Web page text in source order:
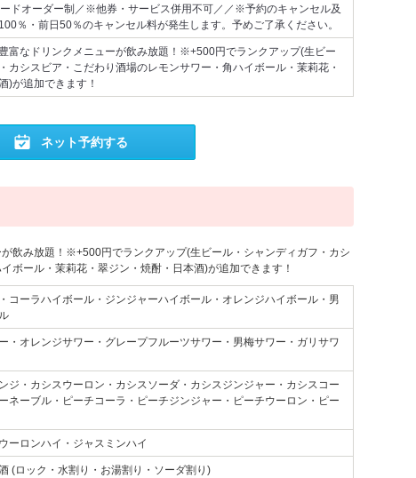
ドオーダー制／※他券・サービス併用不可／／※予約のキャンセル及
％・前日50％のキャンセル料が発生します。予めご了承ください。
富なドリンクメニューが飲み放題！※+500円でランクアップ(生ビー
カシスビア・こだわり酒場のレモンサワー・角ハイボール・茉莉花・
)が追加できます！
ネット予約する
飲み放題！※+500円でランクアップ(生ビール・シャンディガフ・カシ
ボール・茉莉花・翠ジン・焼酎・日本酒)が追加できます！
コーラハイボール・ジンジャーハイボール・オレンジハイボール・男
・オレンジサワー・グレープフルーツサワー・男梅サワー・ガリサワ
ジ・カシスウーロン・カシスソーダ・カシスジンジャー・カシスコー
ネーブル・ピーチコーラ・ピーチジンジャー・ピーチウーロン・ピー
ーロンハイ・ジャスミンハイ
(ロック・水割り・お湯割り・ソーダ割り)